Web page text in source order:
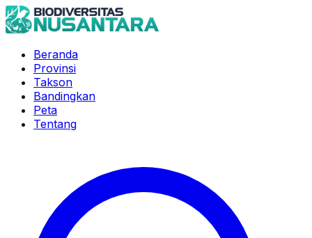
Beranda
Provinsi
Takson
Bandingkan
Peta
Tentang